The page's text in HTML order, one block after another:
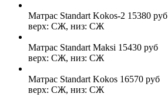
Матрас Standart Kokos-2 15380 руб
верх: СЖ, низ: СЖ
Матрас Standart Maksi 15430 руб
верх: СЖ, низ: СЖ
Матрас Standart Kokos 16570 руб
верх: СЖ, низ: СЖ